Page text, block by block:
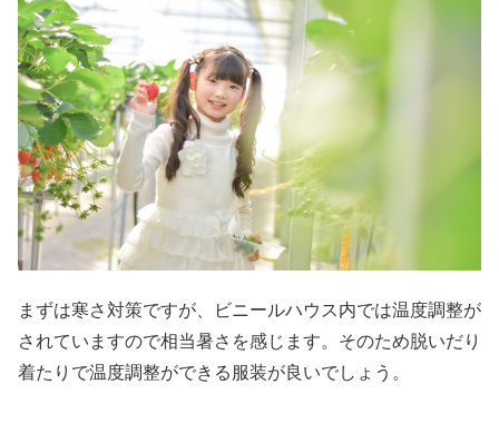
まずは寒さ対策ですが、ビニールハウス内では温度調整が
されていますので相当暑さを感じます。そのため脱いだり
着たりで温度調整ができる服装が良いでしょう。